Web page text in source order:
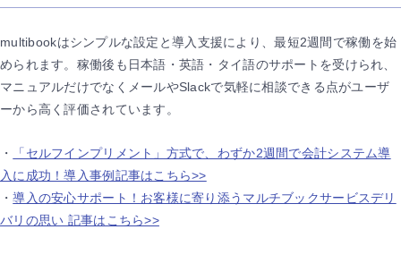
multibookはシンプルな設定と導入支援により、最短2週間で稼働を始
められます。稼働後も日本語・英語・タイ語のサポートを受けられ、
マニュアルだけでなくメールやSlackで気軽に相談できる点がユーザ
ーから高く評価されています。
・
「セルフインプリメント」方式で、わずか2週間で会計システム導
入に成功！導入事例記事はこちら>>
・導入の安心サポート！お客様に寄り添うマルチブックサービスデリ
バリの思い 記事はこちら>>